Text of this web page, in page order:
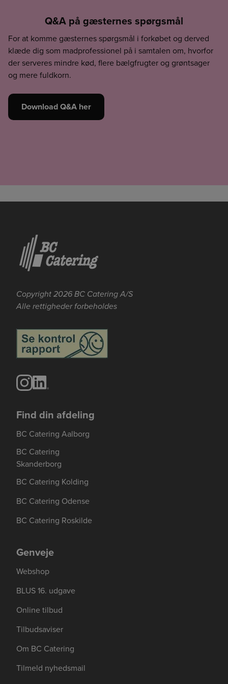
Q&A på gæsternes spørgsmål
For at komme gæsternes spørgsmål i forkøbet og derved
klæde dig som madprofessionel på i samtalen om, hvorfor
der serveres mindre kød, flere bælgfrugter og grøntsager
og mere fuldkorn.
Download Q&A her
Copyright 2026 BC Catering A/S
Alle rettigheder forbeholdes
Find din afdeling
BC Catering Aalborg
BC Catering
Skanderborg
BC Catering Kolding
BC Catering Odense
BC Catering Roskilde
Genveje
Webshop
BLUS 16. udgave
Online tilbud
Tilbudsaviser
Om BC Catering
Tilmeld nyhedsmail